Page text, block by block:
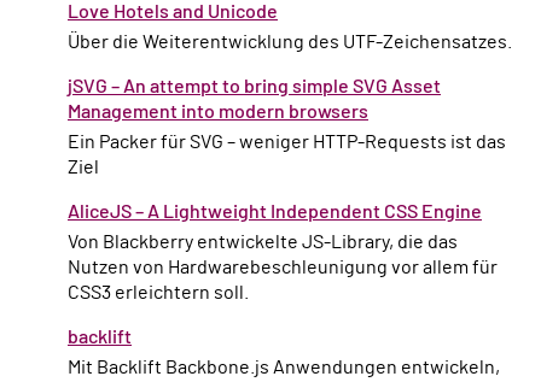
Love Hotels and Unicode
Über die Weiterentwicklung des UTF-Zeichensatzes.
jSVG – An attempt to bring simple SVG Asset
Management into modern browsers
Ein Packer für SVG – weniger HTTP-Requests ist das
Ziel
AliceJS – A Lightweight Independent CSS Engine
Von Blackberry entwickelte JS-Library, die das
Nutzen von Hardwarebeschleunigung vor allem für
CSS3 erleichtern soll.
backlift
Mit Backlift Backbone.js Anwendungen entwickeln,